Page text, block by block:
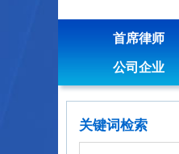
首席律师
公司企业
关键词检索